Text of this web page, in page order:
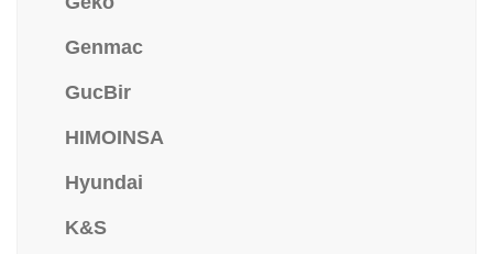
Genmac
GucBir
HIMOINSA
Hyundai
K&S